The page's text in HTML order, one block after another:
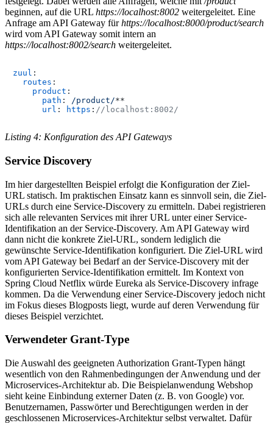
beginnen, auf die URL https://localhost:8002 weitergeleitet. Eine
Anfrage am API Gateway fürhttps://localhost:8000/product/search
wird vom API Gateway somit intern an
https://localhost:8002/search weitergeleitet.
zuul :
routes :
product :
path : /product/**
url : https : //localhost:8002/
Listing 4: Konfiguration des API Gateways
Service Discovery
Im hier dargestellten Beispiel erfolgt die Konfiguration der Ziel-
URL statisch. Im praktischen Einsatz kann es sinnvoll sein, die Ziel-
URLs durch eine Service-Discovery zu ermitteln. Dabei registrieren
sich alle relevanten Services mit ihrer URL unter einer Service-
Identifikation an der Service-Discovery. Am API Gateway wird
dann nicht die konkrete Ziel-URL, sondern lediglich die
gewünschte Service-Identifikation konfiguriert. Die Ziel-URL wird
vom API Gateway bei Bedarf an der Service-Discovery mit der
konfigurierten Service-Identifikation ermittelt. Im Kontext von
Spring Cloud Netflix würde Eureka als Service-Discovery infrage
kommen. Da die Verwendung einer Service-Discovery jedoch nicht
im Fokus dieses Blogposts liegt, wurde auf deren Verwendung für
dieses Beispiel verzichtet.
Verwendeter Grant-Type
Die Auswahl des geeigneten Authorization Grant-Typen hängt
wesentlich von den Rahmenbedingungen der Anwendung und der
Microservices-Architektur ab. Die Beispielanwendung Webshop
sieht keine Einbindung externer Daten (z. B. von Google) vor.
Benutzernamen, Passwörter und Berechtigungen werden in der
geschlossenen Microservices-Architektur selbst verwaltet. Dafür